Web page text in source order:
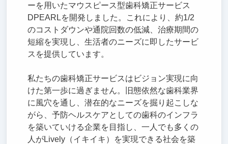
ーを用いたマウスピース型歯科矯正サービス
DPEARLを開発しました。これにより、約1/2
のコストダウンや通院回数の低減、治療期間の
短縮を実現し、生活者のニーズに即したサービ
スを提供しています。
私たちの歯科矯正サービスはビジョン実現に向
けた第一歩に過ぎません。旧態依然な歯科業界
に風穴を通し、潜在的なニーズを掘り起こしな
がら、予防ヘルスケアとしての歯科のインフラ
を築いていける企業を目指し、一人でも多くの
人がLively（イキイキ）を実現できる社会を築